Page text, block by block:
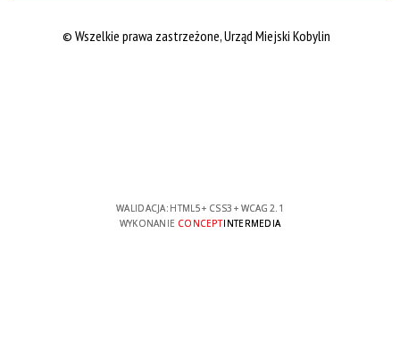
© Wszelkie prawa zastrzeżone, Urząd Miejski Kobylin
WALIDACJA: HTML5+ CSS3 + WCAG 2.1
WYKONANIE CONCEPTINTERMEDIA